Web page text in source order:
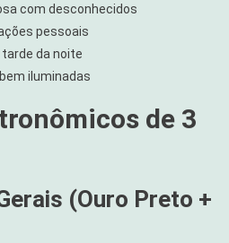
com desconhecidos
pessoais
da noite
iluminadas
de 3
(Ouro Preto +